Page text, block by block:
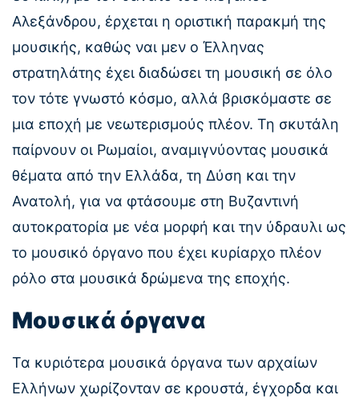
Αλεξάνδρου, έρχεται η οριστική παρακμή της
μουσικής, καθώς ναι μεν ο Έλληνας
στρατηλάτης έχει διαδώσει τη μουσική σε όλο
τον τότε γνωστό κόσμο, αλλά βρισκόμαστε σε
μια εποχή με νεωτερισμούς πλέον. Τη σκυτάλη
παίρνουν οι Ρωμαίοι, αναμιγνύοντας μουσικά
θέματα από την Ελλάδα, τη Δύση και την
Ανατολή, για να φτάσουμε στη Βυζαντινή
αυτοκρατορία με νέα μορφή και την ύδραυλι ως
το μουσικό όργανο που έχει κυρίαρχο πλέον
ρόλο στα μουσικά δρώμενα της εποχής.
Μουσικά όργανα
Τα κυριότερα μουσικά όργανα των αρχαίων
Ελλήνων χωρίζονταν σε κρουστά, έγχορδα και